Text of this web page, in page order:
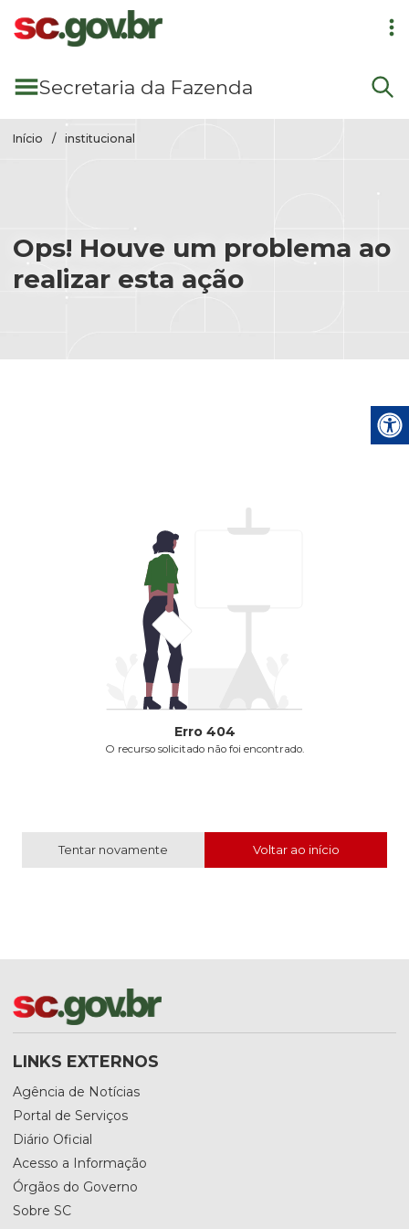
Pular para conteúdo principal
Secretaria da Fazenda
Início institucional
Ops! Houve um problema ao
realizar esta ação
Erro 404
O recurso solicitado não foi encontrado.
Tentar novamente Voltar ao início
LINKS EXTERNOS
Agência de Notícias
Portal de Serviços
Diário Oficial
Acesso a Informação
Órgãos do Governo
Sobre SC